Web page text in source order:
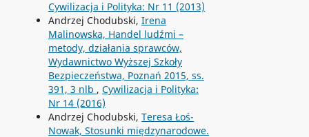
Cywilizacja i Polityka: Nr 11 (2013)
Andrzej Chodubski, Irena
Malinowska, Handel ludźmi –
metody, działania sprawców,
Wydawnictwo Wyższej Szkoły
Bezpieczeństwa, Poznań 2015, ss.
391, 3 nlb , Cywilizacja i Polityka:
Nr 14 (2016)
Andrzej Chodubski, Teresa Łoś-
Nowak, Stosunki międzynarodowe.